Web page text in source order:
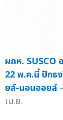
ผถห. SUSCO
22 พ.ค.นี้ ปักธ
ยล์-นอนออยล์
เม.ย.